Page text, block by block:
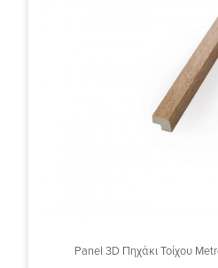
Panel 3D Πηχάκι Τοίχου